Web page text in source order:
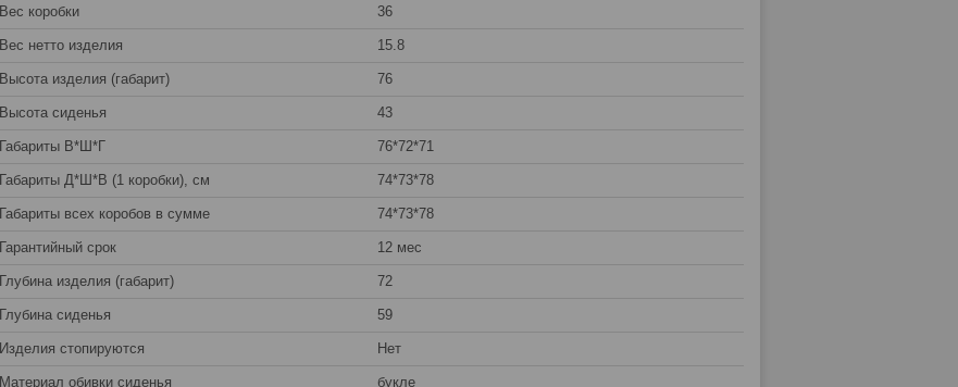
Вес коробки 36
Вес нетто изделия 15.8
Высота изделия (габарит) 76
Высота сиденья 43
Габариты В*Ш*Г 76*72*71
Габариты Д*Ш*В (1 коробки), см 74*73*78
Габариты всех коробов в сумме 74*73*78
Гарантийный срок 12 мес
Глубина изделия (габарит) 72
Глубина сиденья 59
Изделия стопируются Нет
Материал обивки сиденья букле